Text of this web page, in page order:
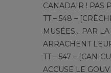
CANADAIR ! PAS
TT – 548 –
MUSÉES… PAR
ARRACHENT
TT – 547 –
ACCUSE LE